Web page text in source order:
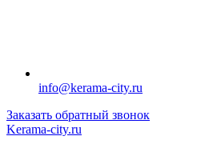
info@kerama-city.ru
Заказать обратный звонок
Kerama-city.ru